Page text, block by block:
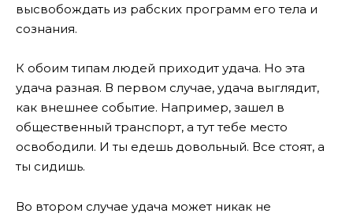
высвобождать из рабских программ его тела и
сознания.
К обоим типам людей приходит удача. Но эта
удача разная. В первом случае, удача выглядит,
как внешнее событие. Например, зашел в
общественный транспорт, а тут тебе место
освободили. И ты едешь довольный. Все стоят, а
ты сидишь.
Во втором случае удача может никак не